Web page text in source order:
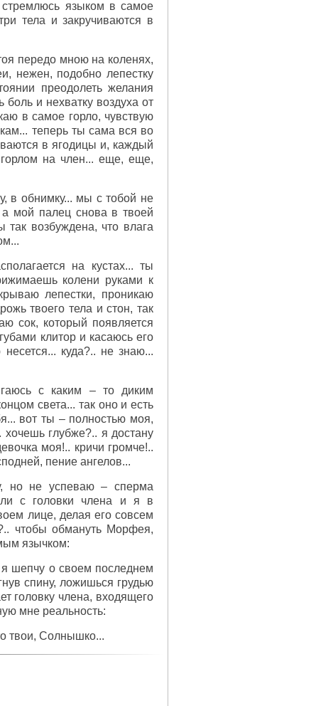
языком в самое
тела и закручиваются в
передо мною на коленях,
нежен, подобно лепестку
преодолеть желания
и нехватку воздуха от
в самое горло, чувствую
теперь ты сама вся во
в ягодицы и, каждый
на член... еще, еще,
в обнимку... мы с тобой не
мой палец снова в твоей
возбуждена, что влага
на кустах... ты
колени руками к
лепестки, проникаю
твоего тела и стон, так
сок, который появляется
клитор и касаюсь его
куда?.. не знаю...
с каким – то диким
света... так оно и есть
вот ты – полностью моя,
глубже?.. я достану
моя!.. кричи громче!..
пение ангелов...
но не успеваю – сперма
с головки члена и я в
лице, делая его совсем
чтобы обмануть Морфея,
язычком:
шепчу о своем последнем
спину, ложишься грудью
головку члена, входящего
мне реальность:
твои, Солнышко...